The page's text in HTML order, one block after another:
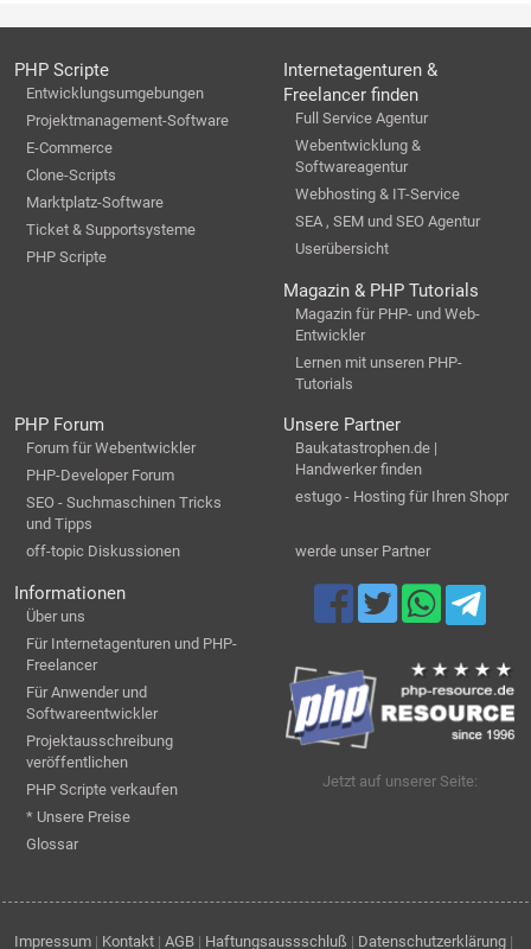
PHP Scripte
Entwicklungsumgebungen
Projektmanagement-Software
E-Commerce
Clone-Scripts
Marktplatz-Software
Ticket & Supportsysteme
PHP Scripte
Internetagenturen &
Freelancer finden
Full Service Agentur
Webentwicklung &
Softwareagentur
Webhosting & IT-Service
SEA , SEM und SEO Agentur
Userübersicht
Magazin & PHP Tutorials
Magazin für PHP- und Web-
Entwickler
Lernen mit unseren PHP-
Tutorials
PHP Forum
Forum für Webentwickler
PHP-Developer Forum
SEO - Suchmaschinen Tricks
und Tipps
off-topic Diskussionen
Unsere Partner
Baukatastrophen.de |
Handwerker finden
estugo - Hosting für Ihren Shopr
werde unser Partner
Informationen
Über uns
Für Internetagenturen und PHP-
Freelancer
Für Anwender und
Softwareentwickler
Projektausschreibung
veröffentlichen
PHP Scripte verkaufen
* Unsere Preise
Glossar
Jetzt auf unserer Seite:
Impressum | Kontakt | AGB | Haftungsaussschluß | Datenschutzerklärung |